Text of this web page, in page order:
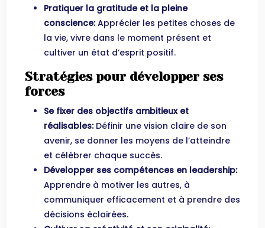
Pratiquer la gratitude et la pleine
conscience:Apprécier les petites choses de
la vie, vivre dans le moment présent et
cultiver un état d’esprit positif.
Stratégies pour développer ses
forces
Se fixer des objectifs ambitieux et
réalisables: Définir une vision claire de son
avenir, se donner les moyens de l’atteindre
et célébrer chaque succès.
Développer ses compétences en leadership:
Apprendre à motiver les autres, à
communiquer efficacement et à prendre des
décisions éclairées.